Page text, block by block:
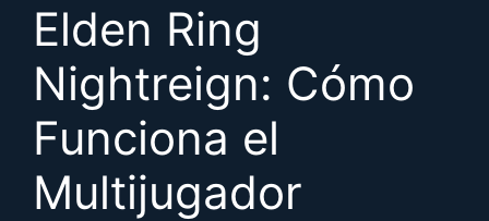
Elden Ring
Nightreign: Cómo
Funciona el
Multijugador